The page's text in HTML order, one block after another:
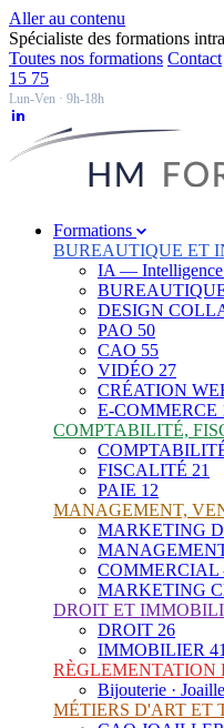
Aller au contenu
Spécialiste des formations
Toutes nos formations Contact
15 75
Lun-Ven · 9h-18h
Formations
BUREAUTIQUE ET
IA —
DESIGN
PAO 50
CAO 55
VIDÉO 27
CRÉATION
E-COMMERCE
COMPTABILITÉ,
FISCALITÉ 21
PAIE 12
MANAGEMENT,
MARKETING
COMMERCIAL
MARKETING
DROIT ET
DROIT 26
IMMOBILIER 41
RÈGLEMENTATION
Bijouterie ·
MÉTIERS D'ART ET